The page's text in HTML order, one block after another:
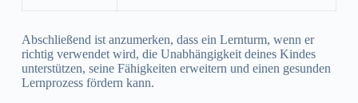
Abschließend ist anzumerken, dass ein Lernturm, wenn er
richtig verwendet wird, die Unabhängigkeit deines Kindes
unterstützen, seine Fähigkeiten erweitern und einen gesunden
Lernprozess fördern kann.